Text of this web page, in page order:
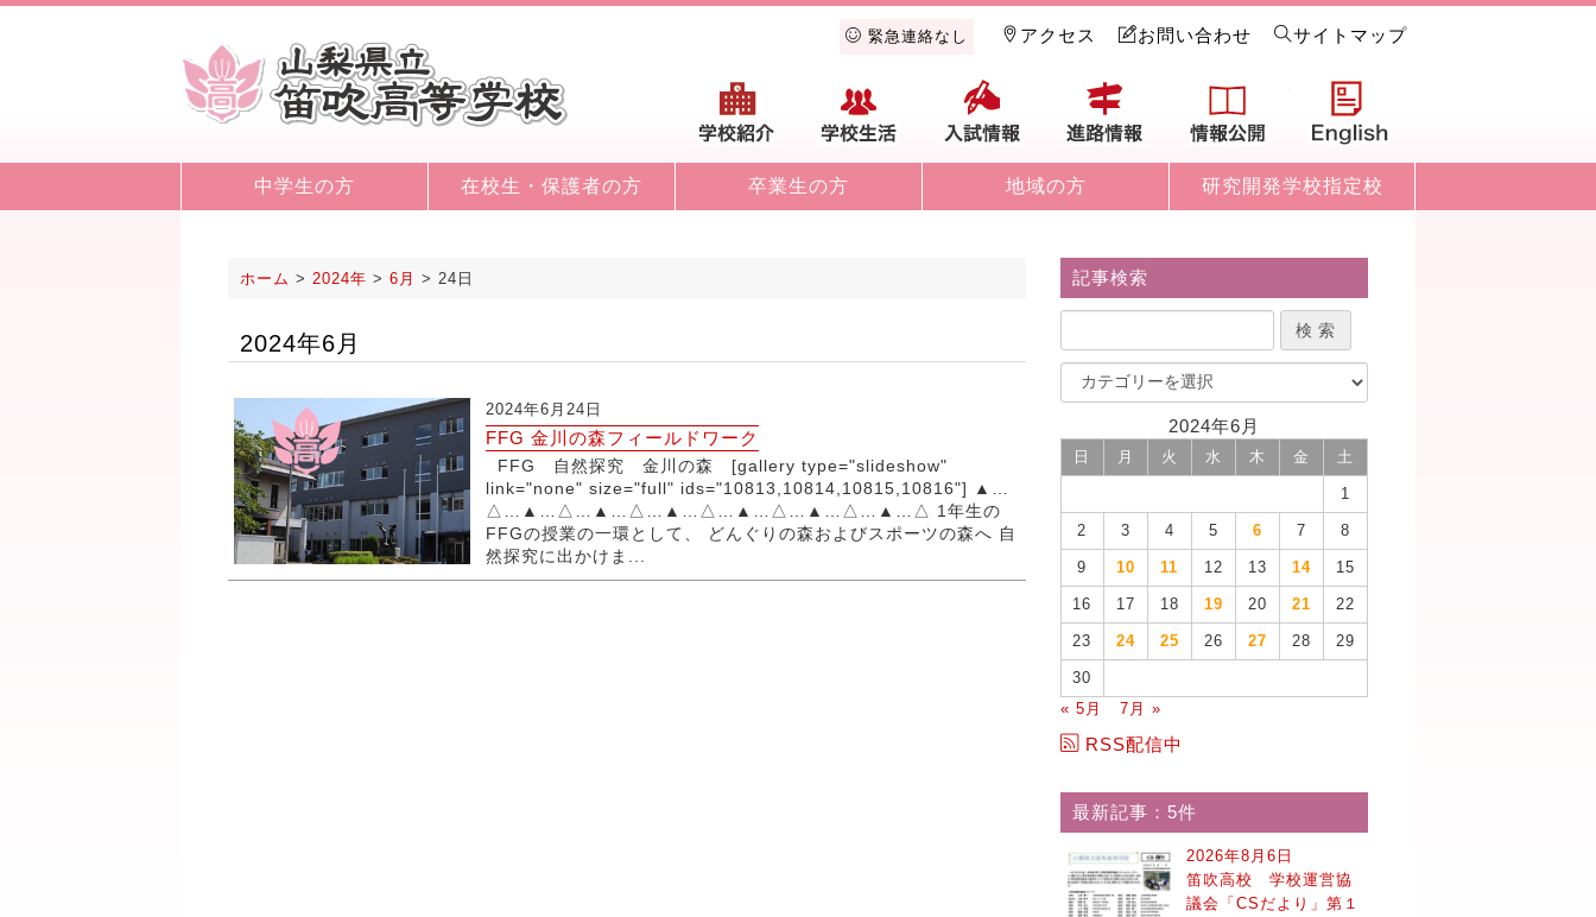
緊急連絡なし アクセス お問い合わせ サイトマップ
学校紹介 学校生活 入試情報 進路情報 情報公開
中学生の方 在校生・保護者の方 卒業生の方 地域の方 研究開発学校指定校
ホーム > 2024年 > 6月 > 24日
2024年6月
2024年6月24日
FFG 金川の森フィールドワーク
FFG 自然探究 金川の森 [gallery type="slideshow"
link="none" size="full" ids="10813,10814,10815,10816"] ▲…
△…▲…△…▲…△…▲…△…▲…△…▲…△…▲…△ 1年生の
FFGの授業の一環として、 どんぐりの森およびスポーツの森へ 自
然探究に出かけま...
記事検索
2024年6月
日 月 火 水 木 金 土
1
2 3 4 5 6 7 8
9 10 11 12 13 14 15
16 17 18 19 20 21 22
23 24 25 26 27 28 29
30
« 5月
7月 »
RSS配信中
最新記事：5件
2026年8月6日
笛吹高校 学校運営協
議会「CSだより」第１